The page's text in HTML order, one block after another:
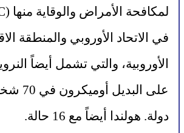
لمكافحة الأمراض والوقاية منها (ECDC) هذا.
دولة. هولندا أيضاً مع 16 حالة.